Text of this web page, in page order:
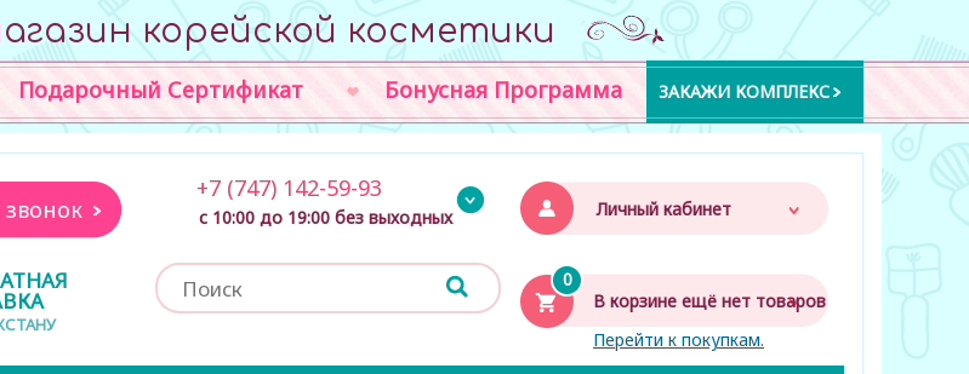
корейской косметики
Подарочный Сертификат Бонусная Программа ЗАКАЖИ КОМПЛЕКС
Личный кабинет
0
В корзине ещё нет товаров
Перейти к покупкам.
+7 (747) 142-59-93
с 10:00 до 19:00 без выходных